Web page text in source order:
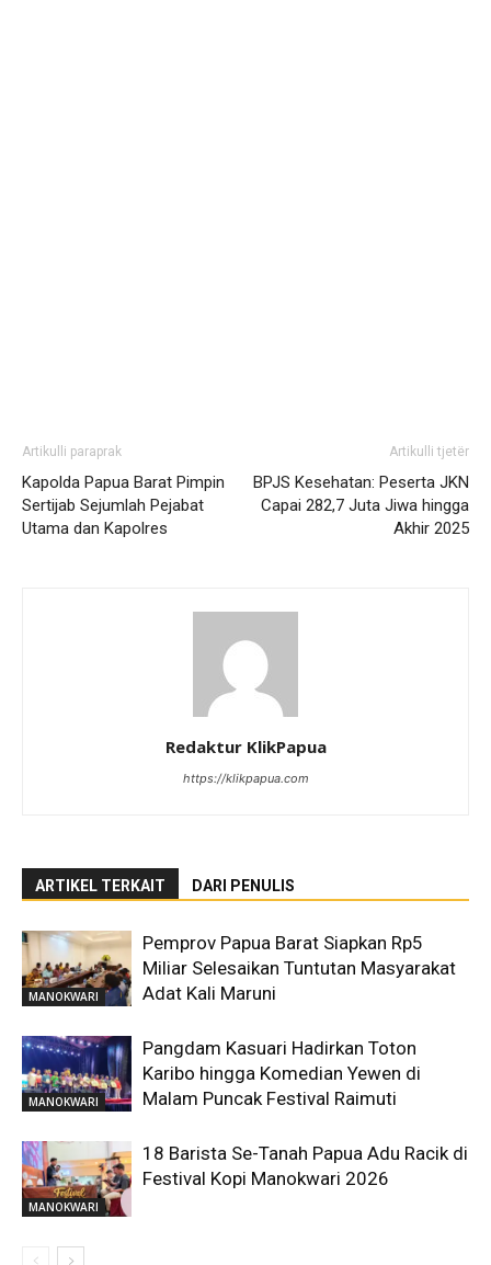
Artikulli paraprak
Kapolda Papua Barat Pimpin
Sertijab Sejumlah Pejabat
Utama dan Kapolres
Artikulli tjetër
BPJS Kesehatan: Peserta JKN
Capai 282,7 Juta Jiwa hingga
Akhir 2025
Redaktur KlikPapua
https://klikpapua.com
ARTIKEL TERKAIT DARI PENULIS
MANOKWARI
Pemprov Papua Barat Siapkan Rp5
Miliar Selesaikan Tuntutan Masyarakat
Adat Kali Maruni
MANOKWARI
Pangdam Kasuari Hadirkan Toton
Karibo hingga Komedian Yewen di
Malam Puncak Festival Raimuti
MANOKWARI
18 Barista Se-Tanah Papua Adu Racik di
Festival Kopi Manokwari 2026